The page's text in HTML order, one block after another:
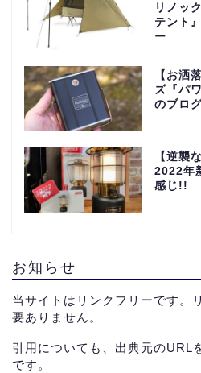
リノッ
テント
ー
【お洒
ズ『パ
のブロ
【逆襲
2022年
感じ!!
お知らせ
当サイトはリンクフリーです。
要ありません。
引用についても、出典元のURL
です。